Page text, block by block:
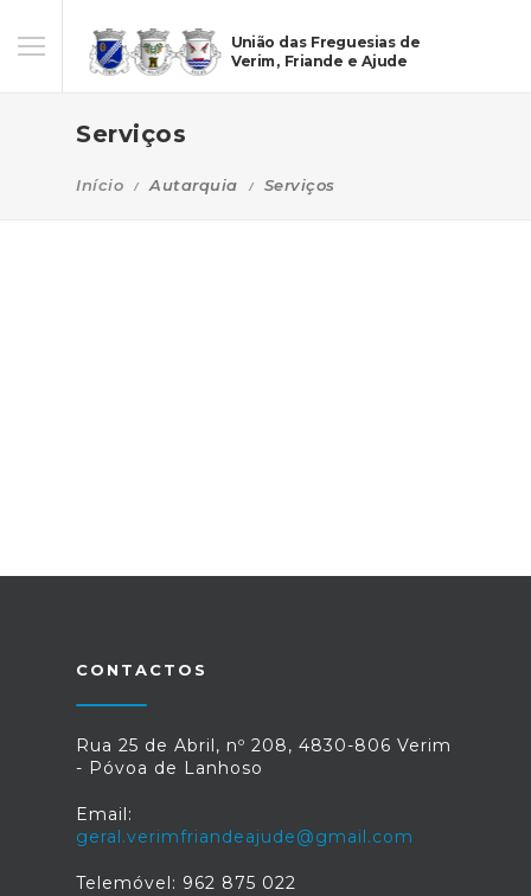
União das Freguesias de
Verim, Friande e Ajude
Serviços
Início Autarquia Serviços
CONTACTOS
Rua 25 de Abril, nº 208, 4830-806 Verim
- Póvoa de Lanhoso
Email:
geral.verimfriandeajude@gmail.com
Telemóvel: 962 875 022